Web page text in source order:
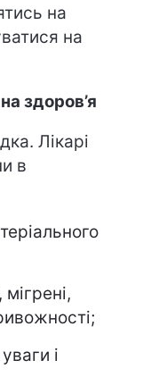
на
на
здоров’я
Лікарі
в
і